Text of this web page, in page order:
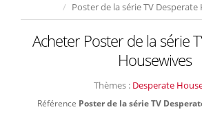
Poster de la série TV
Acheter Poster de la série
Housewives
Thèmes : Desperate
Référence Poster de la série TV